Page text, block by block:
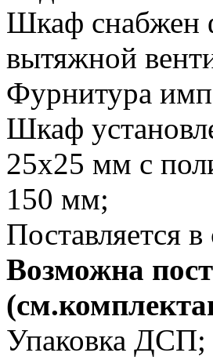
Шкаф снабжен
вытяжной
Фурнитура
Шкаф
25х25 мм с
150 мм;
Поставляется в
Возможна
Упаковка ДСП;